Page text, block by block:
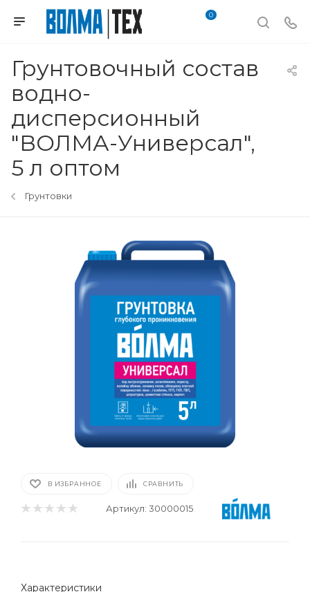
0
Грунтовочный состав
водно-
дисперсионный
"ВОЛМА-Универсал",
5 л оптом
Грунтовки
В ИЗБРАННОЕ СРАВНИТЬ
Артикул: 30000015
Характеристики